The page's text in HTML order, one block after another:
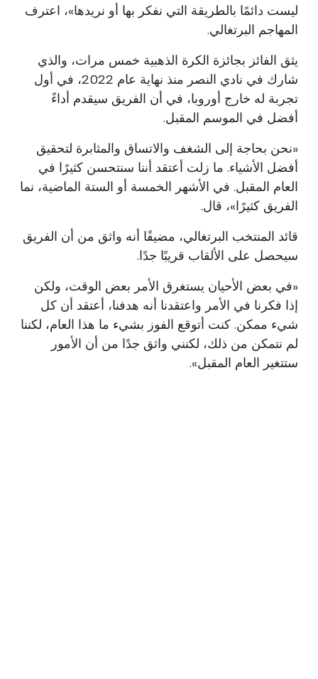
ليست دائمًا بالطريقة التي نفكر بها أو نريدها»، اعترف
المهاجم البرتغالي.
يثق الفائز بجائزة الكرة الذهبية خمس مرات، والذي
شارك في نادي النصر منذ نهاية عام 2022، في أول
تجربة له خارج أوروبا، في أن الفريق سيقدم أداءً
أفضل في الموسم المقبل.
«نحن بحاجة إلى الشغف والاتساق والمثابرة لتحقيق
أفضل الأشياء. ما زلت أعتقد أننا سنتحسن كثيرًا في
العام المقبل. في الأشهر الخمسة أو الستة الماضية، نما
الفريق كثيرًا»، قال.
قائد المنتخب البرتغالي، مضيفًا أنه واثق من أن الفريق
سيحصل على الألقاب قريبًا جدًا.
«في بعض الأحيان يستغرق الأمر بعض الوقت، ولكن
إذا فكرنا في الأمر واعتقدنا أنه هدفنا، أعتقد أن كل
شيء ممكن. كنت أتوقع الفوز بشيء ما هذا العام، لكننا
لم نتمكن من ذلك، لكنني واثق جدًا من أن الأمور
ستتغير العام المقبل».